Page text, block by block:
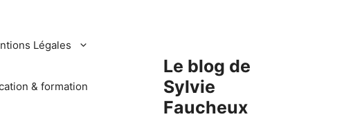
Le blog de
Sylvie
Faucheux
Légales
& formation